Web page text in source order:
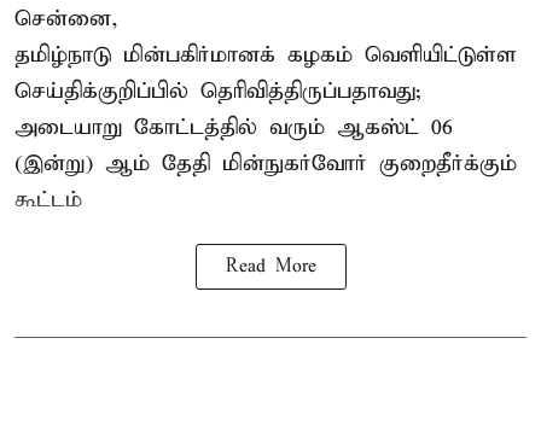
சென்னை,
தமிழ்நாடு மின்பகிர்மானக் கழகம் வெளியிட்டுள்ள
செய்திக்குறிப்பில் தெரிவித்திருப்பதாவது;
அடையாறு கோட்டத்தில் வரும் ஆகஸ்ட் 06
(இன்று) ஆம் தேதி மின்நுகர்வோர் குறைதீர்க்கும்
கூட்டம்
Read More